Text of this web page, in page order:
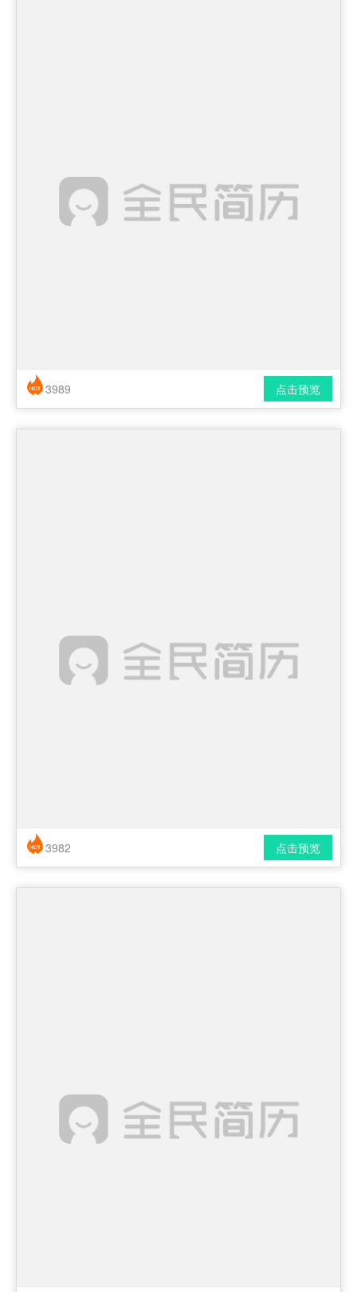
简历风格： 时尚 / 简洁 / 应届生
点击预览
3989
简历风格： 时尚 / 简洁 / 应届生
点击预览
3982